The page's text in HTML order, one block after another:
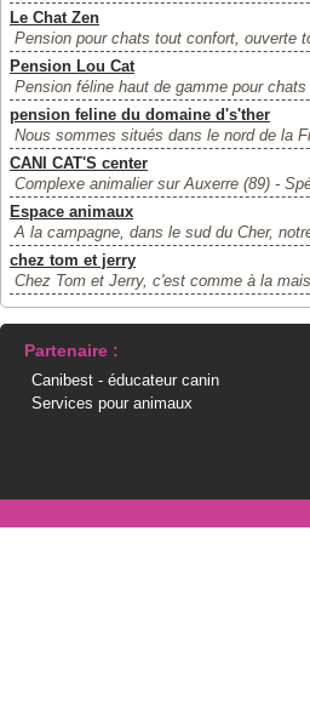
Le Chat Zen
Pension pour chats tout confort, ouverte
Pension Lou Cat
Pension féline haut de gamme pour
pension feline du domaine d's'ther
Nous sommes situés dans le nord de la
CANI CAT'S center
Complexe animalier sur Auxerre (89) -
Espace animaux
A la campagne, dans le sud du Cher,
chez tom et jerry
Chez Tom et Jerry, c'est comme à la
Partenaire :
Canibest - éducateur canin
Services pour animaux